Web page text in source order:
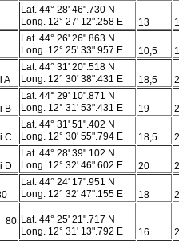
Lat. 44° 28' 46".730 N
Long. 12° 27' 12".258 E
13
Lat. 44° 26' 26".863 N
Long. 12° 25' 33".957 E
10,5
A
Lat. 44° 31' 20".518 N
Long. 12° 30' 38".431 E
18,5
B
Lat. 44° 29' 10".871 N
Long. 12° 31' 53".431 E
19
C
Lat. 44° 31' 51".402 N
Long. 12° 30' 55".794 E
18,5
D
Lat. 44° 28' 39".102 N
Long. 12° 32' 46".602 E
20
Lat. 44° 24' 17".951 N
Long. 12° 32' 47".155 E
18
80 Lat. 44° 25' 21".717 N
Long. 12° 31' 13".792 E
16